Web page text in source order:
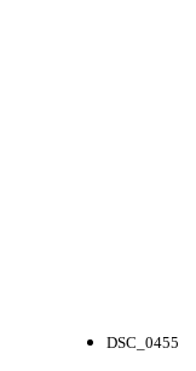
DSC_0455